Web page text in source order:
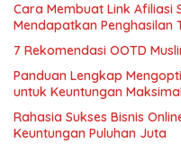
Cara Membuat Link Afiliasi
Mendapatkan Penghasilan
7 Rekomendasi OOTD
Panduan Lengkap
untuk Keuntungan Maksimal
Rahasia Sukses Bisnis
Keuntungan Puluhan Juta